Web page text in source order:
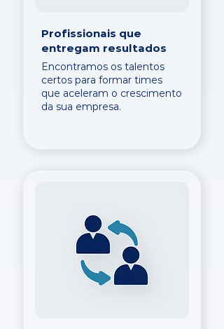
Profissionais que
entregam resultados
Encontramos os talentos
certos para formar times
que aceleram o crescimento
da sua empresa.